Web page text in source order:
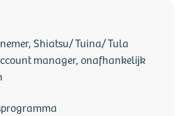
Shiatsu/ Tuina/ Tula
manager, onafhankelijk